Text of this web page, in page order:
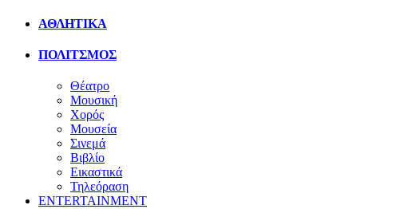
ΑΘΛΗΤΙΚΑ
ΠΟΛΙΤΣΜΟΣ
Θέατρο
Μουσική
Χορός
Μουσεία
Σινεμά
Βιβλίο
Εικαστικά
Τηλεόραση
ENTERTAINMENT